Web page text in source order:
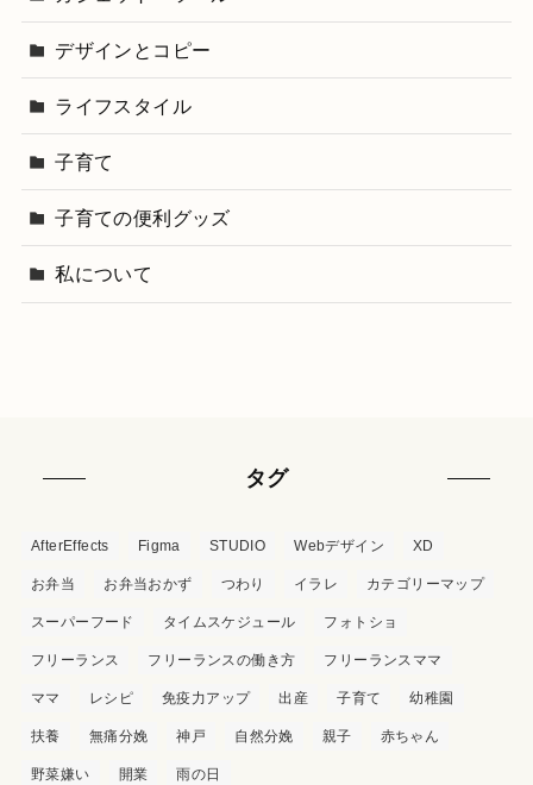
デザインとコピー
ライフスタイル
子育て
子育ての便利グッズ
私について
タグ
AfterEffects Figma STUDIO Webデザイン XD
お弁当 お弁当おかず つわり イラレ カテゴリーマップ
スーパーフード タイムスケジュール フォトショ
フリーランス フリーランスの働き方 フリーランスママ
ママ レシピ 免疫力アップ 出産 子育て 幼稚園
扶養 無痛分娩 神戸 自然分娩 親子 赤ちゃん
野菜嫌い 開業 雨の日